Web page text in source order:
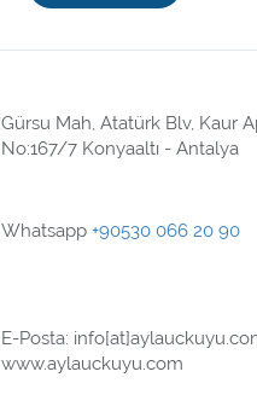
Gürsu Mah, Atatürk Blv, Kaur
No:167/7 Konyaaltı - Antalya
Whatsapp +90530 066 20 90
E-Posta:
www.aylauckuyu.com